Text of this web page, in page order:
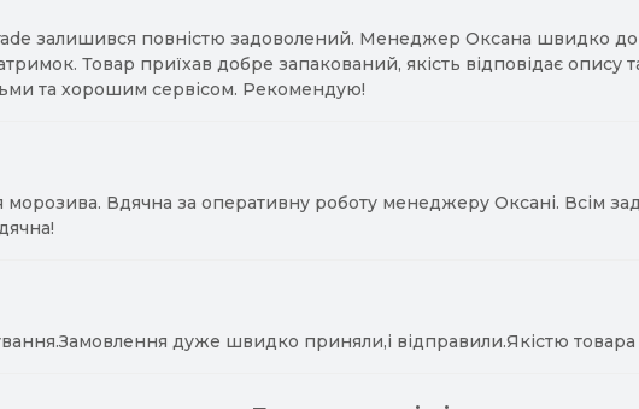
залишився повністю задоволений. Менеджер Оксана швидко
Товар приїхав добре запакований, якість відповідає опису
та хорошим сервісом. Рекомендую!
Вдячна за оперативну роботу менеджеру Оксані. Всім
дуже швидко приняли,і відправили.Якістю